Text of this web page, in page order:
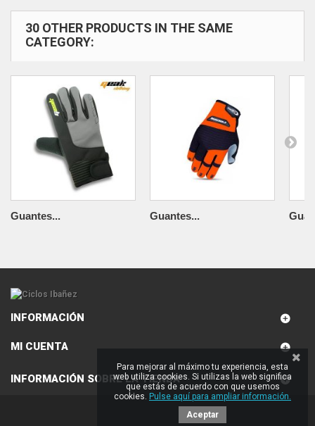
30 OTHER PRODUCTS IN THE SAME
CATEGORY:
Guantes... Guantes...
INFORMACIÓN
MI CUENTA
INFORMACIÓN SOBRE LA TIENDA
Para mejorar al máximo tu experiencia, esta
web utiliza cookies. Si utilizas la web significa
que estás de acuerdo con que usemos
cookies. Pulse aquí para ampliar información.
Aceptar